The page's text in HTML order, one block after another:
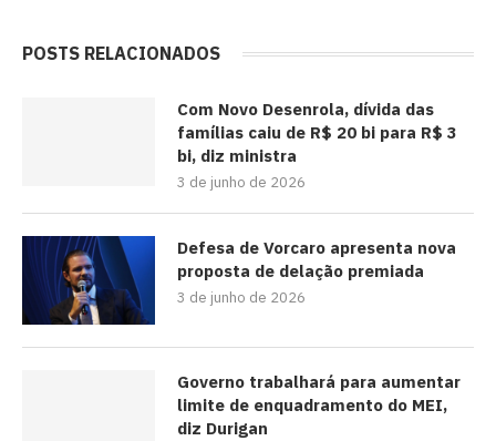
POSTS RELACIONADOS
Com Novo Desenrola, dívida das
famílias caiu de R$ 20 bi para R$ 3
bi, diz ministra
3 de junho de 2026
Defesa de Vorcaro apresenta nova
proposta de delação premiada
3 de junho de 2026
Governo trabalhará para aumentar
limite de enquadramento do MEI,
diz Durigan